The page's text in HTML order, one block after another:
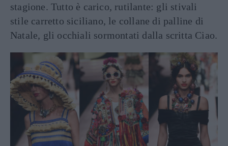
stagione. Tutto è carico, rutilante: gli stivali
stile carretto siciliano, le collane di palline di
Natale, gli occhiali sormontati dalla scritta Ciao.